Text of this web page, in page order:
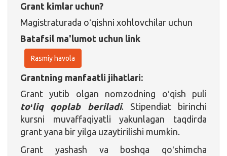
Grant kimlar uchun?
Magistraturada oʻqishni xohlovchilar uchun
Batafsil ma'lumot uchun link
Rasmiy havola
Grantning manfaatli jihatlari:
Grant yutib olgan nomzodning oʻqish puli
toʻliq qoplab beriladi. Stipendiat birinchi
kursni muvaffaqiyatli yakunlagan taqdirda
grant yana bir yilga uzaytirilishi mumkin.
Grant yashash va boshqa qoʻshimcha